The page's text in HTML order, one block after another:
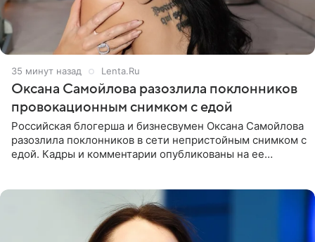
35 минут назад Lenta.Ru
Оксана Самойлова разозлила поклонников
провокационным снимком с едой
Российская блогерша и бизнесвумен Оксана Самойлова
разозлила поклонников в сети непристойным снимком с
едой. Кадры и комментарии опубликованы на ее